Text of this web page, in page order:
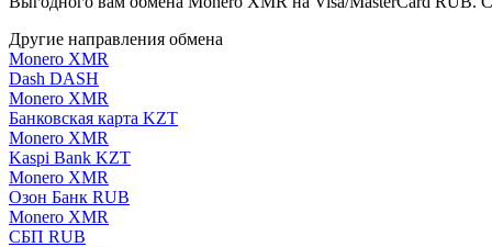
Другие направления обмена
Monero XMR
Dash DASH
Monero XMR
Банковская карта KZT
Monero XMR
Kaspi Bank KZT
Monero XMR
Озон Банк RUB
Monero XMR
СБП RUB